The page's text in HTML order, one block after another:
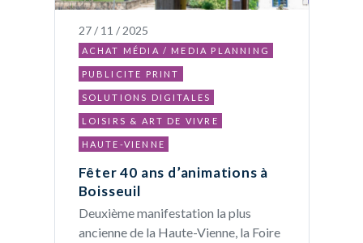
27 / 11 / 2025
ACHAT MÉDIA / MEDIA PLANNING
PUBLICITE PRINT
SOLUTIONS DIGITALES
LOISIRS & ART DE VIVRE
HAUTE-VIENNE
Fêter 40 ans d’animations à
Boisseuil
Deuxième manifestation la plus
ancienne de la Haute-Vienne, la Foire